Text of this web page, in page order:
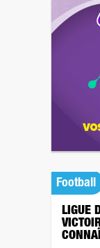
Football
LIGUE